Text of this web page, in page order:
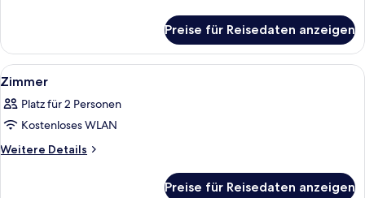
Preise für Reisedaten anzeigen
Alle
Fotos
für
Zimmer
anzeigen
Ein Hotelzimmer mit zwei Betten,
4
Zimmer
Platz für 2 Personen
Kostenloses WLAN
Weitere Details
Weitere
Preise für Reisedaten anzeigen